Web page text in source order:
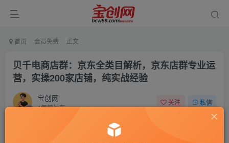
首页 会员免费 正文
贝千电商店群：京东全类目解析，京东店群专业运
营，实操200家店铺，纯实战经验
宝创网
4年前发布
关注 私信